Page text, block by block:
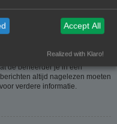
berichten eerst nagekeken
de beheerder je in een
altijd nagelezen moeten
verdere informatie.
Accept All
Realized with Klaro!